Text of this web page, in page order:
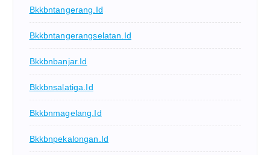
Bkkbntangerang.id
Bkkbntangerangselatan.id
Bkkbnbanjar.id
Bkkbnsalatiga.id
Bkkbnmagelang.id
Bkkbnpekalongan.id